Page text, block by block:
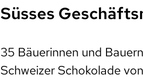
Süsses
35 Bäuerinnen und
Schweizer Schokolade